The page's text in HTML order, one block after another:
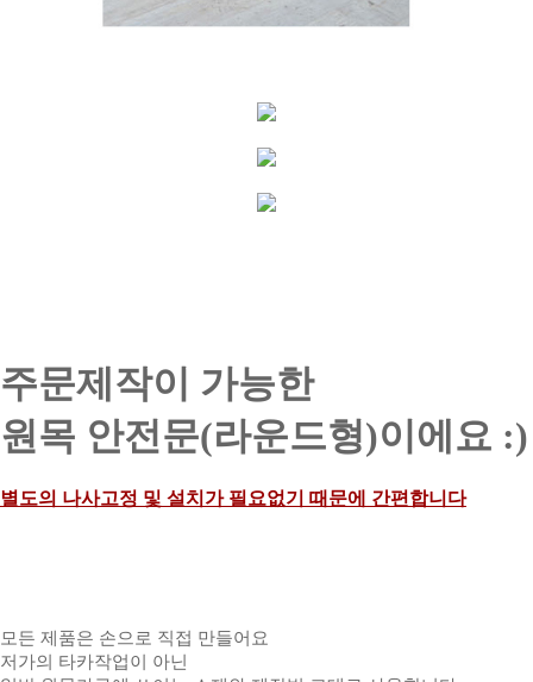
주문제작이 가능한
원목 안전문(라운드형)이에요 :)
별도의 나사고정 및 설치가 필요없기 때문에 간편합니다
모든 제품은 손으로 직접 만들어요
저가의 타카작업이 아닌